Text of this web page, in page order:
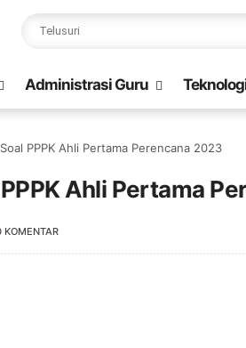
Administrasi Guru
PPPK Ahli Pertama Perencana 2023
Ahli Pertama
KOMENTAR